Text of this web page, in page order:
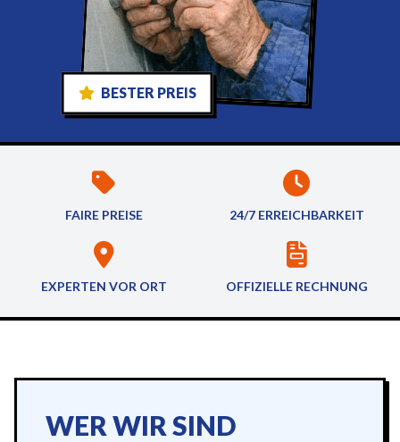
BESTER PREIS
FAIRE PREISE 24/7 ERREICHBARKEIT
EXPERTEN VOR ORT OFFIZIELLE RECHNUNG
WER WIR SIND